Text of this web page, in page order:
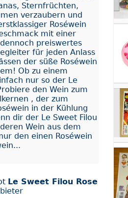
Sternfrüchten,
verzaubern und
Roséwein
mit einer
preiswertes
für jeden Anlass
der süße Roséwein
Ob zu einem
nur so der Le
den Wein zum
, der zum
in der Kühlung
dir der Le Sweet Filou
Wein aus dem
den einen Roséwein
Le Sweet Filou Rose